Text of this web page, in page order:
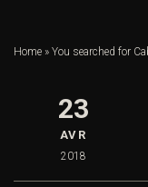
Home » You searched for
23
AVR
2018